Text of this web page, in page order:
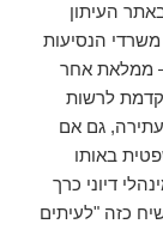
העיתון
הנסיעות
– ממלאת אחר
לרשות
גם אם
באותו
דיוני כרך
שיח כזה "לעיתים